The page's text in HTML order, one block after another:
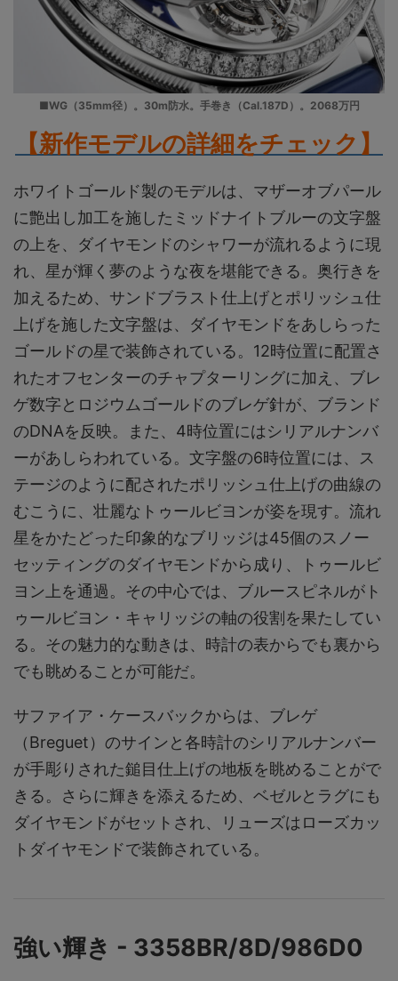
■WG（35mm径）。30m防水。手巻き（Cal.187D）。2068万円
【新作モデルの詳細をチェック】
ホワイトゴールド製のモデルは、マザーオブパール
に艶出し加工を施したミッドナイトブルーの文字盤
の上を、ダイヤモンドのシャワーが流れるように現
れ、星が輝く夢のような夜を堪能できる。奥行きを
加えるため、サンドブラスト仕上げとポリッシュ仕
上げを施した文字盤は、ダイヤモンドをあしらった
ゴールドの星で装飾されている。12時位置に配置さ
れたオフセンターのチャプターリングに加え、ブレ
ゲ数字とロジウムゴールドのブレゲ針が、ブランド
のDNAを反映。また、4時位置にはシリアルナンバ
ーがあしらわれている。文字盤の6時位置には、ス
テージのように配されたポリッシュ仕上げの曲線の
むこうに、壮麗なトゥールビヨンが姿を現す。流れ
星をかたどった印象的なブリッジは45個のスノー
セッティングのダイヤモンドから成り、トゥールビ
ヨン上を通過。その中心では、ブルースピネルがト
ゥールビヨン・キャリッジの軸の役割を果たしてい
る。その魅力的な動きは、時計の表からでも裏から
でも眺めることが可能だ。
サファイア・ケースバックからは、ブレゲ
（Breguet）のサインと各時計のシリアルナンバー
が手彫りされた鎚目仕上げの地板を眺めることがで
きる。さらに輝きを添えるため、ベゼルとラグにも
ダイヤモンドがセットされ、リューズはローズカッ
トダイヤモンドで装飾されている。
強い輝き - 3358BR/8D/986D0